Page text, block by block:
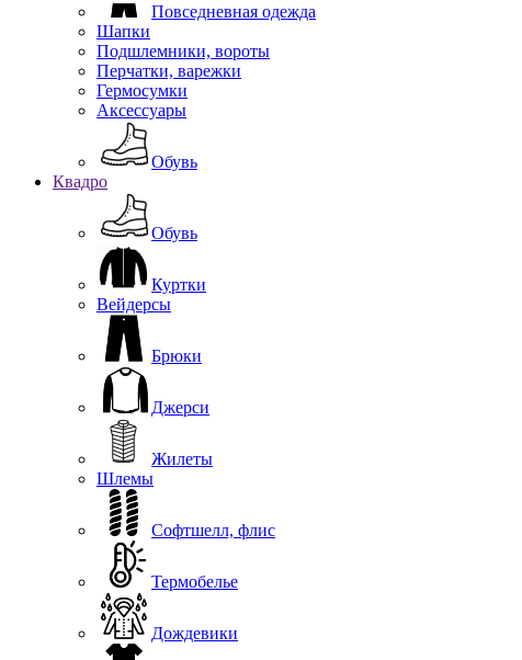
Повседневная одежда
Шапки
Подшлемники, вороты
Перчатки, варежки
Гермосумки
Аксессуары
Обувь
Квадро
Обувь
Куртки
Вейдерсы
Брюки
Джерси
Жилеты
Шлемы
Софтшелл, флис
Термобелье
Дождевики